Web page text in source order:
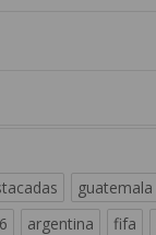
guatemala
argentina fifa